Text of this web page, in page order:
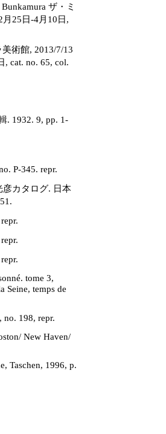
ザ・ミ
月25日-4月10日,
術館, 2013/7/13
, cat. no. 65, col.
. 1932. 9, pp. 1-
P-345. repr.
彦カタログ. 日本
tome 3,
Seine, temps de
198, repr.
New Haven/
Taschen, 1996, p.